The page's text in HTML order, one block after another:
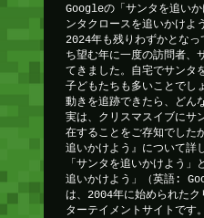
Googleの「サンタを追い
ンタクロースを追いかけよ
2024年も残りわずかとな
ち望む年に一度の訪問者、
てきました。自宅でサンタ
子どもたちも多いことでし
動きを追跡できたら、どん
実は、クリスマスイブにサ
在することをご存知でした
追いかけよう』について
「サンタを追いかけよう
追いかけよう」（英語:
は、2004年に始められた
ターテイメントサイトです